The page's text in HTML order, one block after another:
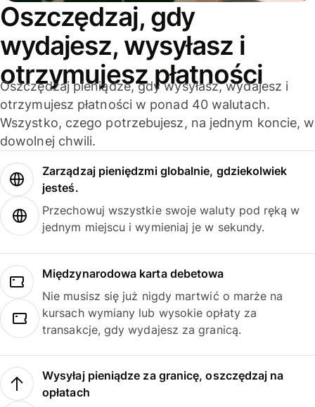
Oszczędzaj, gdy
wydajesz, wysyłasz i
otrzymujesz płatności
Oszczędzaj pieniądze, gdy wysyłasz, wydajesz i
otrzymujesz płatności w ponad 40 walutach.
Wszystko, czego potrzebujesz, na jednym koncie, w
dowolnej chwili.
Zarządzaj pieniędzmi globalnie, gdziekolwiek
jesteś.
Przechowuj wszystkie swoje waluty pod ręką w
jednym miejscu i wymieniaj je w sekundy.
Międzynarodowa karta debetowa
Nie musisz się już nigdy martwić o marże na
kursach wymiany lub wysokie opłaty za
transakcje, gdy wydajesz za granicą.
Wysyłaj pieniądze za granicę, oszczędzaj na
opłatach